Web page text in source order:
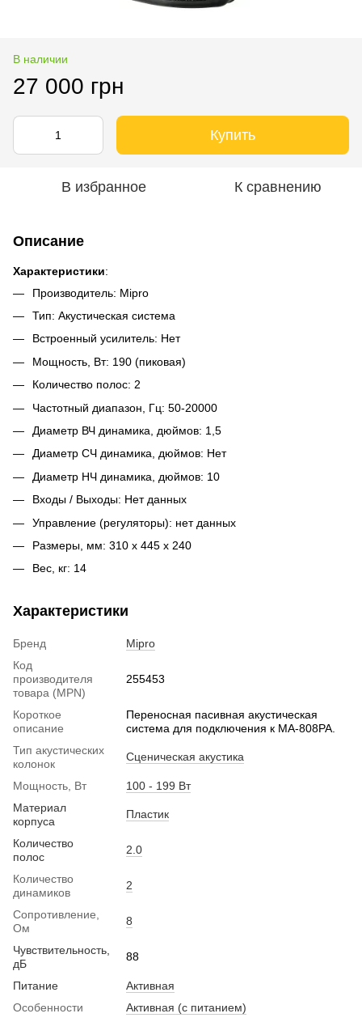
В наличии
27 000 грн
Купить
В избранное К сравнению
Описание
Характеристики:
Производитель: Mipro
Тип: Акустическая система
Встроенный усилитель: Нет
Мощность, Вт: 190 (пиковая)
Количество полос: 2
Частотный диапазон, Гц: 50-20000
Диаметр ВЧ динамика, дюймов: 1,5
Диаметр СЧ динамика, дюймов: Нет
Диаметр НЧ динамика, дюймов: 10
Входы / Выходы: Нет данных
Управление (регуляторы): нет данных
Размеры, мм: 310 x 445 x 240
Вес, кг: 14
Характеристики
Бренд
Mipro
Код
производителя
товара (MPN)
255453
Короткое
описание
Переносная пасивная акустическая
система для подключения к MA-808PA.
Тип акустических
колонок
Сценическая акустика
Мощность, Вт
100 - 199 Вт
Материал
корпуса
Пластик
Количество
полос
2.0
Количество
динамиков
2
Сопротивление,
Ом
8
Чувствительность,
дБ
88
Питание
Активная
Особенности
Активная (с питанием)